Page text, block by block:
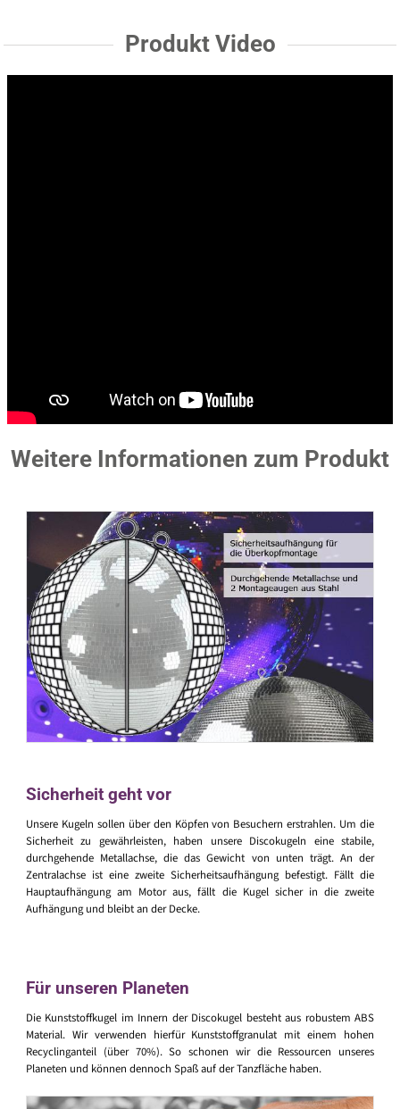
Produkt Video
Weitere Informationen zum Produkt
Sicherheit geht vor
Unsere Kugeln sollen über den Köpfen von Besuchern erstrahlen. Um die
Sicherheit zu gewährleisten, haben unsere Discokugeln eine stabile,
durchgehende Metallachse, die das Gewicht von unten trägt. An der
Zentralachse ist eine zweite Sicherheitsaufhängung befestigt. Fällt die
Hauptaufhängung am Motor aus, fällt die Kugel sicher in die zweite
Aufhängung und bleibt an der Decke.
Für unseren Planeten
Die Kunststoffkugel im Innern der Discokugel besteht aus robustem ABS
Material. Wir verwenden hierfür Kunststoffgranulat mit einem hohen
Recyclinganteil (über 70%). So schonen wir die Ressourcen unseres
Planeten und können dennoch Spaß auf der Tanzfläche haben.